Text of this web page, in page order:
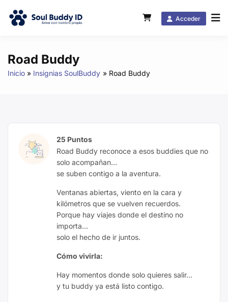
Acceder
Road Buddy
Inicio Insignias SoulBuddy Road Buddy
25 Puntos
Road Buddy reconoce a esos buddies que no
solo acompañan…
se suben contigo a la aventura.
Ventanas abiertas, viento en la cara y
kilómetros que se vuelven recuerdos.
Porque hay viajes donde el destino no
importa…
solo el hecho de ir juntos.
Cómo vivirla:
Hay momentos donde solo quieres salir…
y tu buddy ya está listo contigo.